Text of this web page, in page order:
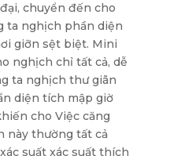
chuyển đến cho
ta nghịch phần diện
giỡn sệt biệt. Mini
nghịch chỉ tất cả, dễ
ta nghịch thư giãn
diện tích mập giờ
cho Việc căng
này thường tất cả
suất xác suất thích